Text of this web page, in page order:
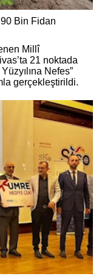
Bin Fidan
Millî
21 noktada
Nefes”
gerçekleştirildi.